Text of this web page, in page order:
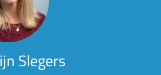
Slegers